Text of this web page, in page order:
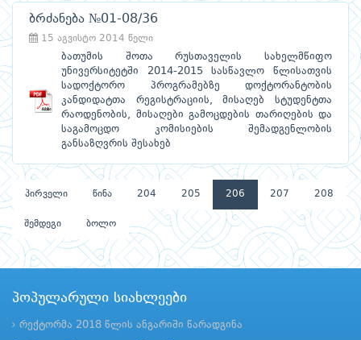
ბრძანება №01-08/36
15 აგვისტო 2014 წელი
ბათუმის შოთა რუსთაველის სახელმწიფო
უნივერსიტეტში 2014-2015 სასწავლო წლისათვის
სადოქტორო პროგრამებზე დოქტორანტობის
კანდიდატთა რეგისტრაციის, მისაღებ სტუდენტთა
რაოდენობის, მისაღები გამოცდების თარიღების და
საგამოცდო კომისიების შემადგენლობის
განსაზღვრის შესახებ
პირველი წინა 204 205 206 207 208
შემდეგი ბოლო
პოპულარული სიახლეები
რექტორმა 2018 წლის ანგარიში წარადგინა